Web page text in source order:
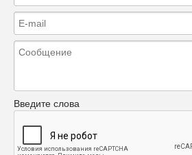
Введите слова